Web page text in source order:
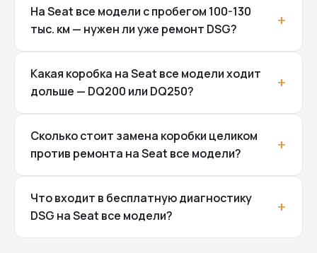
На Seat все модели с пробегом 100-130
тыс. км — нужен ли уже ремонт DSG?
Какая коробка на Seat все модели ходит
дольше — DQ200 или DQ250?
Сколько стоит замена коробки целиком
против ремонта на Seat все модели?
Что входит в бесплатную диагностику
DSG на Seat все модели?